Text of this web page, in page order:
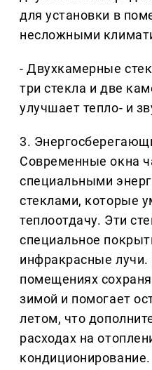
для установки в
несложными
- Двухкамерные
три стекла и две
улучшает тепло- и
3.
Современные окна
специальными
стеклами, которые
теплоотдачу. Эти
специальное
инфракрасные лучи.
помещениях
зимой и помогает
летом, что
расходах на
кондиционирование.